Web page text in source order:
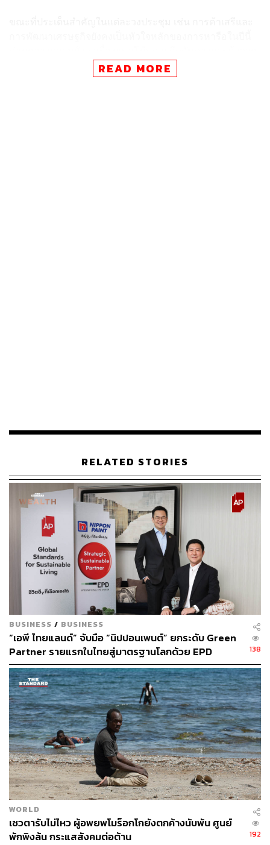
บางประเทศ โดยนายกรัฐมนตรีออสเตรเลียกล่าวสนับสนุน
อย่างหนักแน่นว่าการค้าเสรีคือ ‘กลไกสำคัญ’ ในการฟื้นฟู
ด้านประธานาธิบดีจีนยังพบปะกับ ชิเกรุ อิชิบะ นายกรัฐมนตรี
ของญี่ปุ่น เป็นครั้งแรกเพื่อหารือในประเด็นสำคัญที่มีผลต่อ
ความสัมพันธ์ระหว่าง 2 ประเทศ โดยประธานาธิบดีจีนเน้นย้ำ
ให้ญี่ปุ่น ‘จัดการอย่างเหมาะสม’ กับประเด็นประวัติศาสตร์ที่
ยังคงเป็นปัญหาอ่อนไหว เพื่อรักษาความสัมพันธ์ทางการ
เมืองที่มั่นคงระหว่างจีนและญี่ปุ่น ขณะที่ในประเด็นเกี่ยวกับ
ไต้หวัน สีจิ้นผิงกล่าวถึงจุดยืนของจีนอย่างชัดเจน โดยเรียก
ร้องให้ญี่ปุ่นดำเนินการด้วยความระมัดระวัง รวมถึงเคารพใน
อธิปไตยและบูรณภาพแห่งดินแดนของจีน
ทั้งนี้ ดินา โบลัวร์เต ประธานาธิบดีเปรู ซึ่งปัจจุบันต้องเผชิญ
กับแรงกดดันภายในประเทศ จากปัญหาความไม่พอใจของ
ประชาชนในเรื่องอาชญากรรมและการบริหารงาน โดยโบ
ลัวร์เตกล่าวว่า APEC ครั้งนี้คือโอกาสสำคัญที่จะพิสูจน์
ศักยภาพของเปรูในเวทีโลก แม้ต้องเผชิญอุปสรรคจาก
สถานการณ์ภายใน
ภาพ:Reuters
อ้างอิง:
https://apnews.com/article/f5b0ea4611ab7b49e2e3d
35c4a778412
https://www.reuters.com/world/asia-pacific/xi-tells-ish
iba-china-hopes-japan-will-properly-handle-history-t
aiwan-issues-2024-11-16/?utm_source=chatgpt.com
READ MORE
RELATED STORIES
BUSINESS / BUSINESS
“เอพี ไทยแลนด์” จับมือ “นิปปอนเพนต์” ยกระดับ Green
Partner รายแรกในไทยสู่มาตรฐานโลกด้วย EPD
International พร้อมชูแนวคิด Global Standards for
Global Sustainable Living ส่งมอบบ้านคุณภาพ ลด
ผลกระทบต่อสิ่งแวดล้อม พร้อมปั้นนักออกแบบที่ใส่ใจโลก
138
WORLD
เซวตารับไม่ไหว ผู้อพยพโมร็อกโกยังตกค้างนับพัน ศูนย์
พักพิงล้น กระแสสังคมต่อต้าน
192